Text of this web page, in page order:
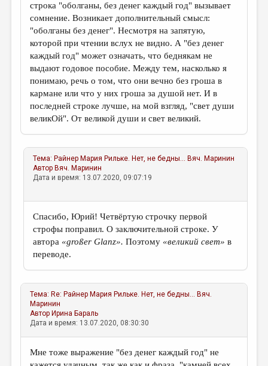
строка "оболганы, без денег каждый год" вызывает
сомнение. Возникает дополнительный смысл:
"оболганы без денег". Несмотря на запятую,
которой при чтении вслух не видно. А "без денег
каждый год" может означать, что беднякам не
выдают годовое пособие. Между тем, насколько я
понимаю, речь о том, что они вечно без гроша в
кармане или что у них гроша за душой нет. И в
последней строке лучше, на мой взгляд, "свет души
великОй". От великой души и свет великий.
Тема: Райнер Мария Рильке. Нет, не бедны... Вяч. Маринин
Автор Вяч. Маринин
Дата и время: 13.07.2020, 09:07:19
Спасибо, Юрий! Четвёртую строчку первой
строфы поправил. О заключительной строке. У
автора «großer Glanz».Поэтому «великий свет» в
переводе.
Тема: Re: Райнер Мария Рильке. Нет, не бедны... Вяч.
Маринин
Автор Ирина Бараль
Дата и время: 13.07.2020, 08:30:30
Мне тоже выражение "без денег каждый год" не